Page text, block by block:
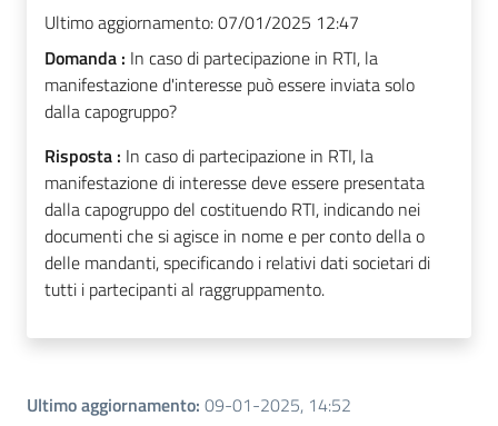
Ultimo aggiornamento:07/01/2025 12:47
Domanda : In caso di partecipazione in RTI, la
manifestazione d'interesse può essere inviata solo
dalla capogruppo?
Risposta : In caso di partecipazione in RTI, la
manifestazione di interesse deve essere presentata
dalla capogruppo del costituendo RTI, indicando nei
documenti che si agisce in nome e per conto della o
delle mandanti, specificando i relativi dati societari di
tutti i partecipanti al raggruppamento.
Ultimo aggiornamento: 09-01-2025, 14:52